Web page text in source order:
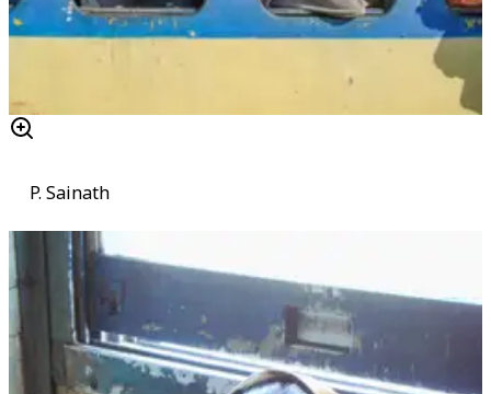
P. Sainath